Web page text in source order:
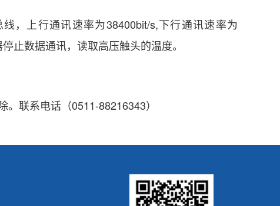
上行通讯速率为38400bit/s,下行通讯速率为
止数据通讯，读取高压触头的温度。
联系电话（0511-88216343）